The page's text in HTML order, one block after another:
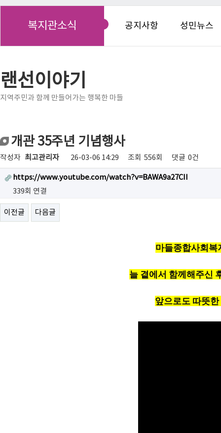
복지관소식 공지사항 성민뉴스
랜선이야기
지역주민과 함께 만들어가는 행복한 마들
개관 35주년 기념행사
작성자 최고관리자 26-03-06 14:29 조회 556회 댓글 0건
https://www.youtube.com/watch?v=BAWA9a27CII
339회 연결
이전글 다음글
마들종합사회복
늘 곁에서 함께해주신
앞으로도 따뜻